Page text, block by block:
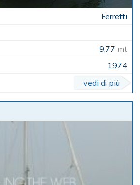
Ferretti
9,77 mt
1974
vedi di più